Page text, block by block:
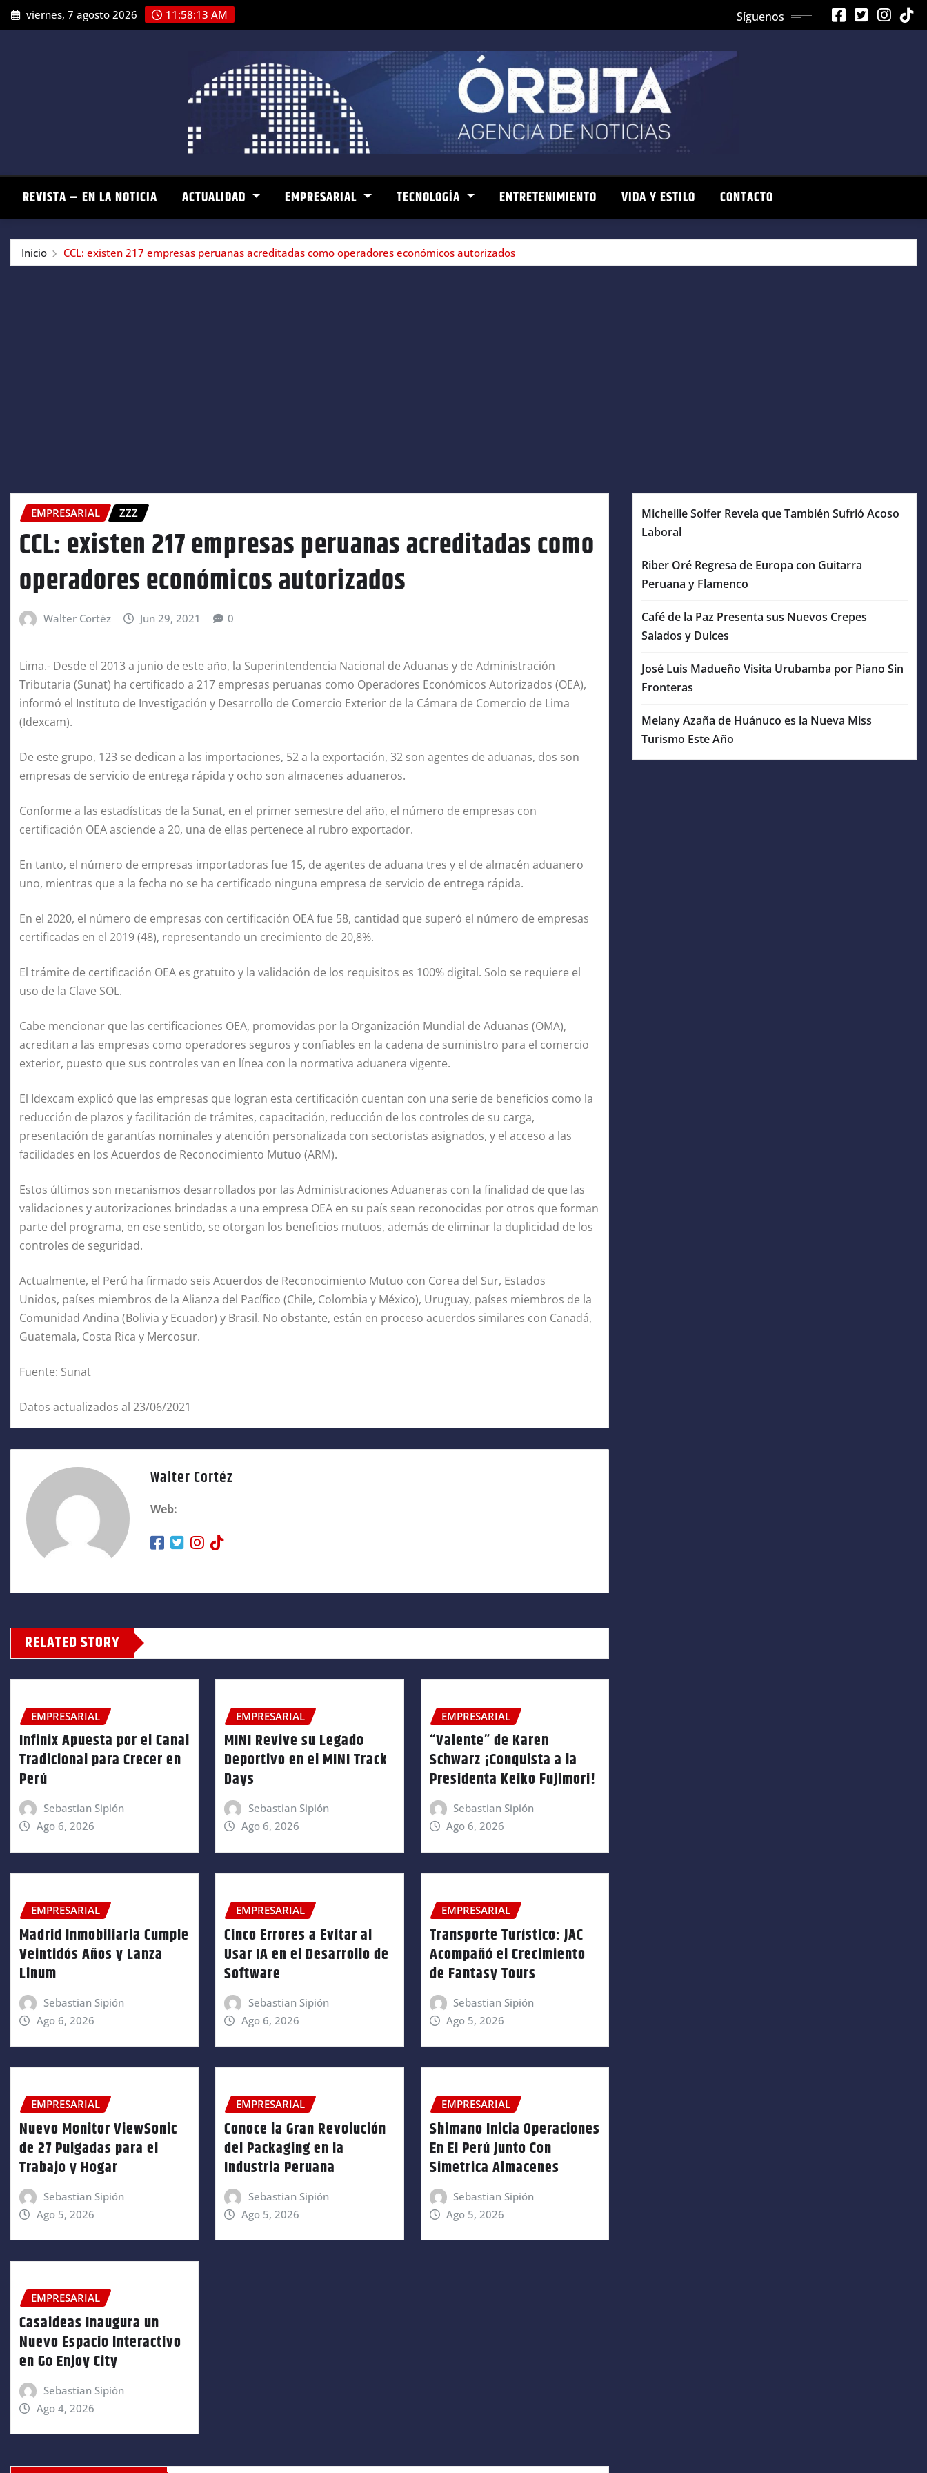
Saltar
al
viernes, 7 agosto 2026 11:58:14 AM Síguenos
REVISTA – EN LA NOTICIA ACTUALIDAD EMPRESARIAL TECNOLOGÍA ENTRETENIMIENTO VIDA Y ESTILO CONTACTO
Inicio CCL: existen 217 empresas peruanas acreditadas como operadores económicos autorizados
EMPRESARIAL ZZZ
CCL: existen 217 empresas peruanas acreditadas como
operadores económicos autorizados
Walter Cortéz Jun 29, 2021 0
Lima.- Desde el 2013 a junio de este año, la Superintendencia Nacional de Aduanas y de Administración
Tributaria (Sunat) ha certificado a 217 empresas peruanas como Operadores Económicos Autorizados (OEA),
informó el Instituto de Investigación y Desarrollo de Comercio Exterior de la Cámara de Comercio de Lima
(Idexcam).
De este grupo, 123 se dedican a las importaciones, 52 a la exportación, 32 son agentes de aduanas, dos son
empresas de servicio de entrega rápida y ocho son almacenes aduaneros.
Conforme a las estadísticas de la Sunat, en el primer semestre del año, el número de empresas con
certificación OEA asciende a 20, una de ellas pertenece al rubro exportador.
En tanto, el número de empresas importadoras fue 15, de agentes de aduana tres y el de almacén aduanero
uno, mientras que a la fecha no se ha certificado ninguna empresa de servicio de entrega rápida.
En el 2020, el número de empresas con certificación OEA fue 58, cantidad que superó el número de empresas
certificadas en el 2019 (48), representando un crecimiento de 20,8%.
El trámite de certificación OEA es gratuito y la validación de los requisitos es 100% digital. Solo se requiere el
uso de la Clave SOL.
Cabe mencionar que las certificaciones OEA, promovidas por la Organización Mundial de Aduanas (OMA),
acreditan a las empresas como operadores seguros y confiables en la cadena de suministro para el comercio
exterior, puesto que sus controles van en línea con la normativa aduanera vigente.
El Idexcam explicó que las empresas que logran esta certificación cuentan con una serie de beneficios como la
reducción de plazos y facilitación de trámites, capacitación, reducción de los controles de su carga,
presentación de garantías nominales y atención personalizada con sectoristas asignados, y el acceso a las
facilidades en los Acuerdos de Reconocimiento Mutuo (ARM).
Estos últimos son mecanismos desarrollados por las Administraciones Aduaneras con la finalidad de que las
validaciones y autorizaciones brindadas a una empresa OEA en su país sean reconocidas por otros que forman
parte del programa, en ese sentido, se otorgan los beneficios mutuos, además de eliminar la duplicidad de los
controles de seguridad.
Actualmente, el Perú ha firmado seis Acuerdos de Reconocimiento Mutuo con Corea del Sur, Estados
Unidos, países miembros de la Alianza del Pacífico (Chile, Colombia y México), Uruguay, países miembros de la
Comunidad Andina (Bolivia y Ecuador) y Brasil. No obstante, están en proceso acuerdos similares con Canadá,
Guatemala, Costa Rica y Mercosur.
Fuente: Sunat
Datos actualizados al 23/06/2021
Walter Cortéz
Web:
RELATED STORY
EMPRESARIAL
Infinix Apuesta por el Canal
Tradicional para Crecer en
Perú
Sebastian Sipión
Ago 6, 2026
EMPRESARIAL
MINI Revive su Legado
Deportivo en el MINI Track
Days
Sebastian Sipión
Ago 6, 2026
EMPRESARIAL
“Valente” de Karen
Schwarz ¡Conquista a la
Presidenta Keiko Fujimori!
Sebastian Sipión
Ago 6, 2026
EMPRESARIAL
Madrid Inmobiliaria Cumple
Veintidós Años y Lanza
Linum
Sebastian Sipión
Ago 6, 2026
EMPRESARIAL
Cinco Errores a Evitar al
Usar IA en el Desarrollo de
Software
Sebastian Sipión
Ago 6, 2026
EMPRESARIAL
Transporte Turístico: JAC
Acompañó el Crecimiento
de Fantasy Tours
Sebastian Sipión
Ago 5, 2026
EMPRESARIAL
Nuevo Monitor ViewSonic
de 27 Pulgadas para el
Trabajo y Hogar
Sebastian Sipión
Ago 5, 2026
EMPRESARIAL
Conoce la Gran Revolución
del Packaging en la
Industria Peruana
Sebastian Sipión
Ago 5, 2026
EMPRESARIAL
Shimano Inicia Operaciones
En El Perú Junto Con
Simetrica Almacenes
Sebastian Sipión
Ago 5, 2026
EMPRESARIAL
Casaideas Inaugura un
Nuevo Espacio Interactivo
en Go Enjoy City
Sebastian Sipión
Ago 4, 2026
Micheille Soifer Revela que También Sufrió Acoso
Laboral
Riber Oré Regresa de Europa con Guitarra
Peruana y Flamenco
Café de la Paz Presenta sus Nuevos Crepes
Salados y Dulces
José Luis Madueño Visita Urubamba por Piano Sin
Fronteras
Melany Azaña de Huánuco es la Nueva Miss
Turismo Este Año